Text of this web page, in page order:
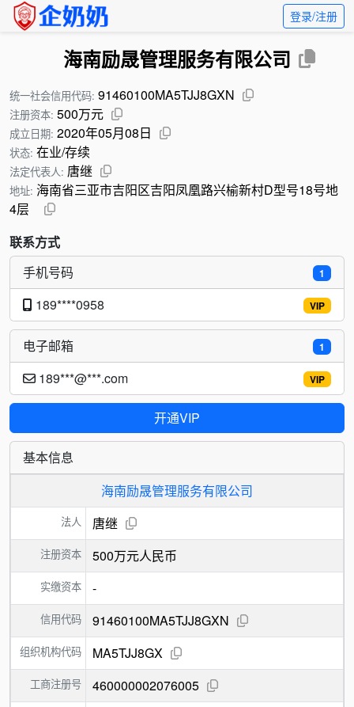
登录/注册
海南励晟管理服务有限公司
统一社会信用代码: 91460100MA5TJJ8GXN
注册资本: 500万元
成立日期: 2020年05月08日
状态: 在业/存续
法定代表人: 唐继
地址: 海南省三亚市吉阳区吉阳凤凰路兴榆新村D型号18号地
4层
联系方式
1
手机号码
VIP
189****0958
1
电子邮箱
VIP
189***@***.com
开通VIP
基本信息
海南励晟管理服务有限公司
法人 唐继
注册资本 500万元人民币
实缴资本 -
信用代码 91460100MA5TJJ8GXN
组织机构代码 MA5TJJ8GX
工商注册号 460000002076005